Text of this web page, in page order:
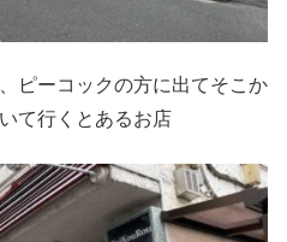
ピーコックの方に出てそこか
て行くとあるお店